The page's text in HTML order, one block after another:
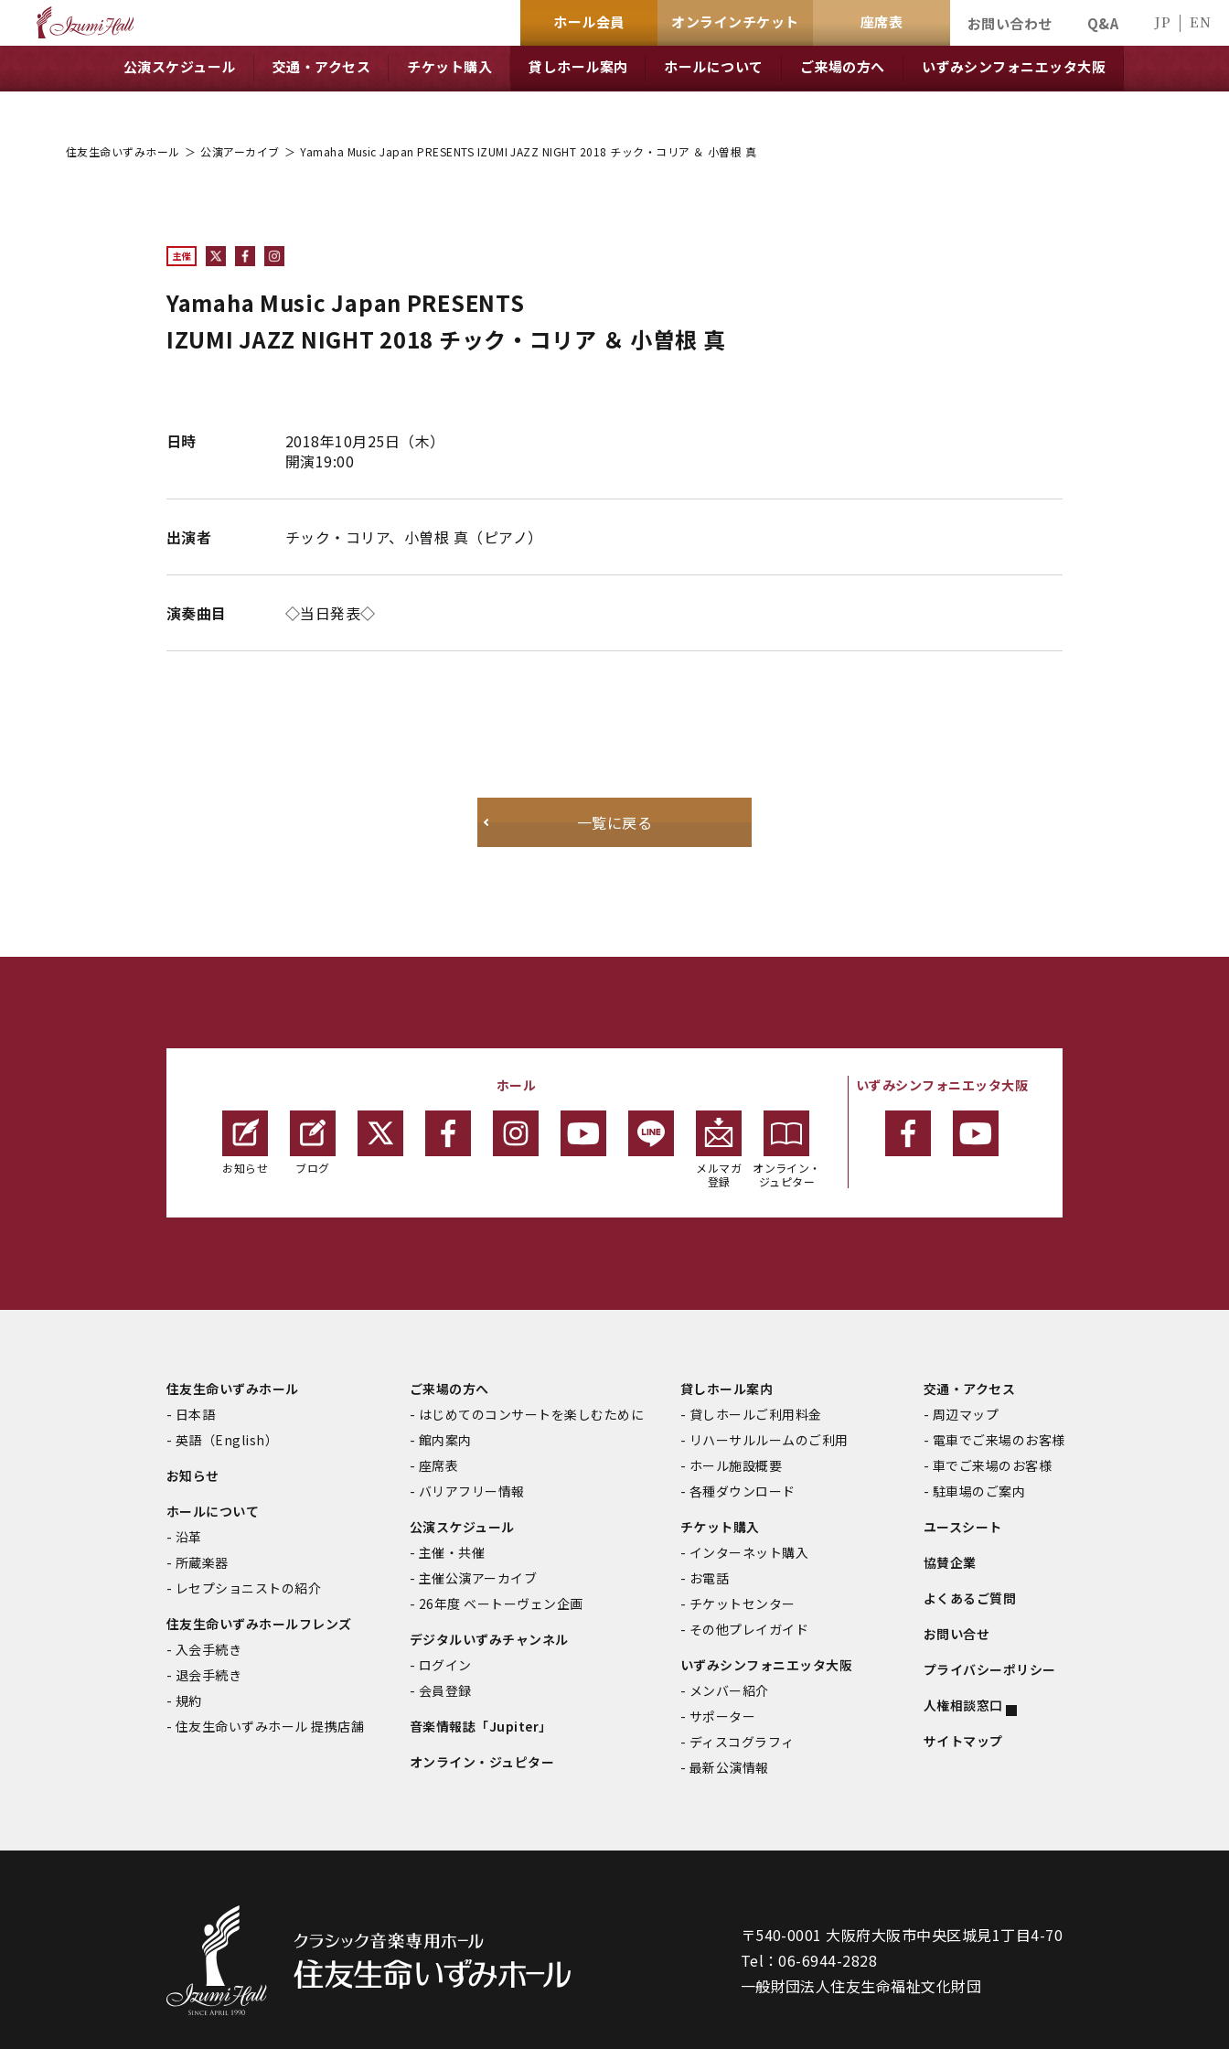
ホール会員 オンラインチケット 座席表 お問い合わせ Q&A JP EN
公演スケジュール 交通・アクセス チケット購入 貸しホール案内 ホールについて ご来場の方へ いずみシンフォニエッタ大阪
住友生命いずみホール ＞ 公演アーカイブ ＞ Yamaha Music Japan PRESENTS IZUMI JAZZ NIGHT 2018 チック・コリア ＆ 小曽根 真
主催
Yamaha Music Japan PRESENTS
IZUMI JAZZ NIGHT 2018 チック・コリア ＆ 小曽根 真
日時
2018年10月25日（木）
開演19:00
出演者 チック・コリア、小曽根 真（ピアノ）
演奏曲目 ◇当日発表◇
一覧に戻る
ホール
お知らせ ブログ
メルマガ
登録
オンライン・
ジュピター
いずみシンフォニエッタ大阪
住友生命いずみホール
日本語
英語（English）
お知らせ
ホールについて
沿革
所蔵楽器
レセプショニストの紹介
住友生命いずみホールフレンズ
入会手続き
退会手続き
規約
住友生命いずみホール 提携店舗
ご来場の方へ
はじめてのコンサートを楽しむために
館内案内
座席表
バリアフリー情報
公演スケジュール
主催・共催
主催公演アーカイブ
26年度 ベートーヴェン企画
デジタルいずみチャンネル
ログイン
会員登録
音楽情報誌「Jupiter」
オンライン・ジュピター
貸しホール案内
貸しホールご利用料金
リハーサルルームのご利用
ホール施設概要
各種ダウンロード
チケット購入
インターネット購入
お電話
チケットセンター
その他プレイガイド
いずみシンフォニエッタ大阪
メンバー紹介
サポーター
ディスコグラフィ
最新公演情報
交通・アクセス
周辺マップ
電車でご来場のお客様
車でご来場のお客様
駐車場のご案内
ユースシート
協賛企業
よくあるご質問
お問い合せ
プライバシーポリシー
人権相談窓口
サイトマップ
〒540-0001 大阪府大阪市中央区城見1丁目4-70
Tel：06-6944-2828
一般財団法人住友生命福祉文化財団